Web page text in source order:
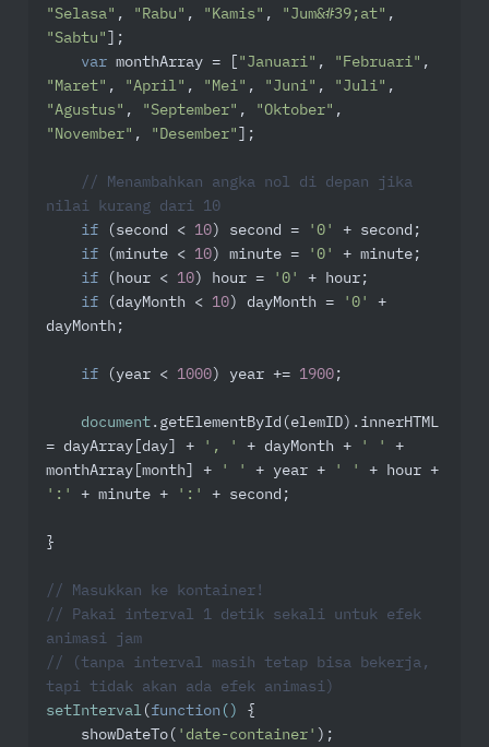
"Selasa" , "Rabu" , "Kamis" , "Jum&#39;at"
"Sabtu"
];
var monthArray = [ "Januari" , "Februari"
"Maret" , "April" , "Mei" , "Juni" , "Juli"
"Agustus" , "September" , "Oktober"
"November" , "Desember" ];
// Menambahkan angka nol di depan jika
nilai kurang dari 10
if (second < 10) second = '0'
+ second;
if (minute < 10) minute = '0'
+ minute;
if (hour < 10) hour = '0'
+ hour;
if (dayMonth < 10) dayMonth = '0'
+
dayMonth;
if (year < 1000) year += 1900 ;
document .getElementById(elemID).innerHTML
= dayArray[day] +
', ' + dayMonth + ' '
+
monthArray[month] +
' ' + year + ' '
':'
+ minute + ':' + second;
}
// Masukkan ke kontainer!
// Pakai interval 1 detik sekali untuk efek
animasi jam
// (tanpa interval masih tetap bisa bekerja,
tapi tidak akan ada efek animasi)
setInterval ( function ( ) {
    showDateTo(
'date-container' );